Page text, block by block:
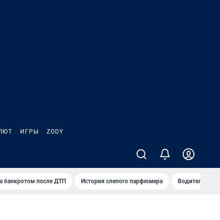
ИГРЫ ZODY
банкротом после ДТП История слепого парфюмера Водители